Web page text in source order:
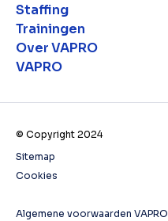
Staffing
Trainingen
Over VAPRO
VAPRO
© Copyright 2024
Sitemap
Cookies
Algemene voorwaarden VAPRO